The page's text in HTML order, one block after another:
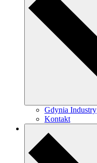
Gdynia Industry
Kontakt